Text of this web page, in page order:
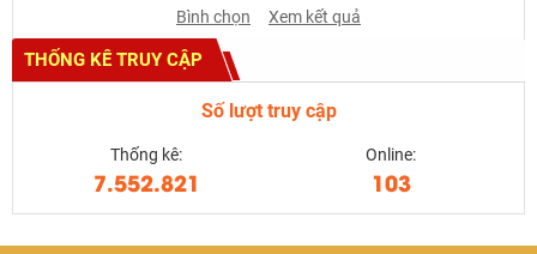
Bình chọn Xem kết quả
THỐNG KÊ TRUY CẬP
Số lượt truy cập
Thống kê:
7.552.821
Online:
103